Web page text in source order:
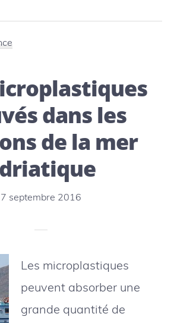
plupart
de
à
bosse
dans les
de la mer
7 septembre 2016
Les microplastiques
peuvent absorber une
grande quantité de